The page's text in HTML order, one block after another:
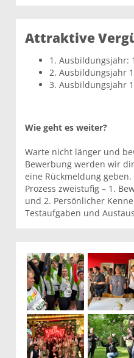
Attraktive
1. Ausbildungsjahr:
2. Ausbildungsjahr
3. Ausbildungsjahr
Wie geht es weiter?
Warte nicht länger und
Bewerbung werden wir
eine Rückmeldung
Prozess zweistufig – 1.
und 2. Persönlicher
Testaufgaben und